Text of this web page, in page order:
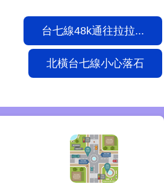
台七線48k通往拉拉...
北橫台七線小心落石